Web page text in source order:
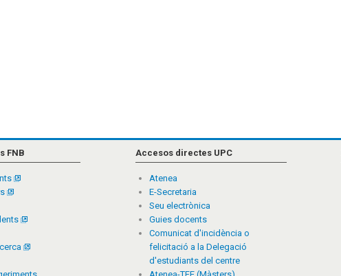
FNB Accesos directes UPC
Atenea
E-Secretaria
Seu electrònica
Guies docents
Comunicat d'incidència o
felicitació a la Delegació
d'estudiants del centre